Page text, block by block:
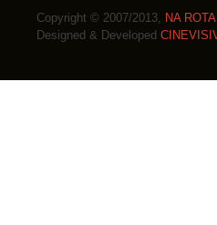
Copyright © 2007/2013, NA
Designed & Developed